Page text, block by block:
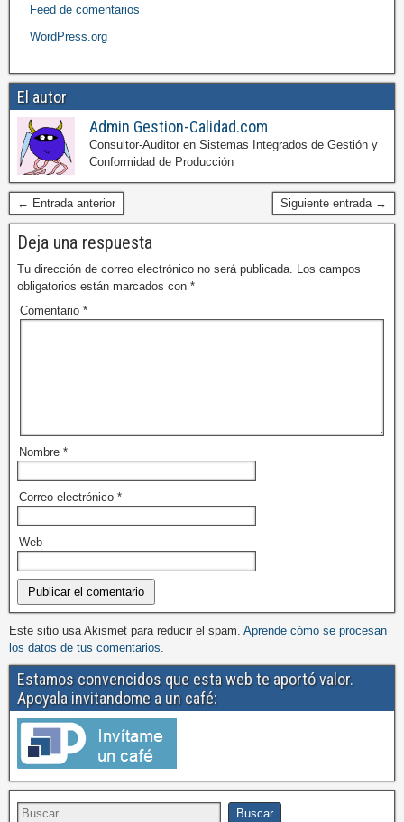
Feed de comentarios
WordPress.org
El autor
Admin Gestion-Calidad.com
Consultor-Auditor en Sistemas Integrados de Gestión y
Conformidad de Producción
← Entrada anterior Siguiente entrada →
Deja una respuesta
Tu dirección de correo electrónico no será publicada. Los campos
obligatorios están marcados con *
Comentario *
Nombre *
Correo electrónico *
Web
Este sitio usa Akismet para reducir el spam. Aprende cómo se procesan
los datos de tus comentarios.
Estamos convencidos que esta web te aportó valor.
Apoyala invitandome a un café: